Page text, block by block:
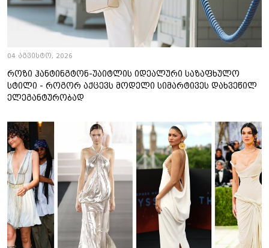
04 აგვისტო, 2026
როზი ჰანტინგტონ-უაიტლის იდეალური საზაფხულო
სტილი - როგორ აქცევს მოდელი სიმარტივეს დახვეწილ
ელეგანტურობად